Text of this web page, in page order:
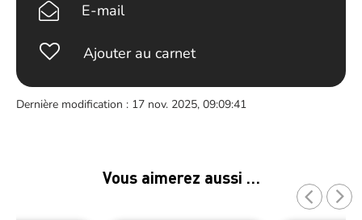
E-mail
Ajouter au carnet
Dernière modification : 17 nov. 2025, 09:09:41
Vous aimerez aussi …